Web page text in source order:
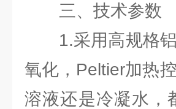
三、技术参数
1.采用高规格铝
氧化，Peltier加热
溶液还是冷凝水，